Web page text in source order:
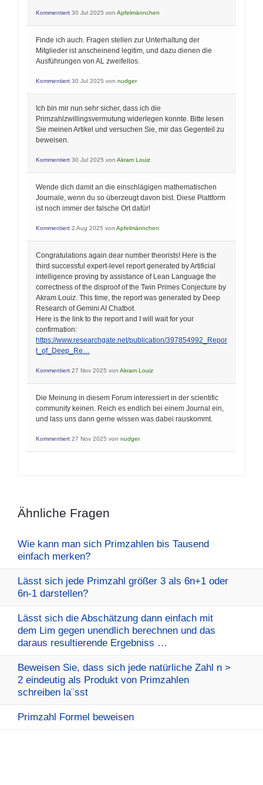
Kommentiert 30 Jul 2025 von Apfelmännchen
Finde ich auch. Fragen stellen zur Unterhaltung der
Mitglieder ist anscheinend legitim, und dazu dienen die
Ausführungen von AL zweifellos.
Kommentiert 30 Jul 2025 von nudger
Ich bin mir nun sehr sicher, dass ich die
Primzahlzwillingsvermutung widerlegen konnte. Bitte lesen
Sie meinen Artikel und versuchen Sie, mir das Gegenteil zu
beweisen.
Kommentiert 30 Jul 2025 von Akram Louiz
Wende dich damit an die einschlägigen mathematischen
Journale, wenn du so überzeugt davon bist. Diese Plattform
ist noch immer der falsche Ort dafür!
Kommentiert 2 Aug 2025 von Apfelmännchen
Congratulations again dear number theorists! Here is the
third successful expert-level report generated by Artificial
intelligence proving by assistance of Lean Language the
correctness of the disproof of the Twin Primes Conjecture by
Akram Louiz. This time, the report was generated by Deep
Research of Gemini AI Chatbot.
Here is the link to the report and I will wait for your
confirmation:
https://www.researchgate.net/publication/397854992_Repor
t_of_Deep_Re…
Kommentiert 27 Nov 2025 von Akram Louiz
Die Meinung in diesem Forum interessiert in der scientific
community keinen. Reich es endlich bei einem Journal ein,
und lass uns dann gerne wissen was dabei rauskommt.
Kommentiert 27 Nov 2025 von nudger
Ähnliche Fragen
Wie kann man sich Primzahlen bis Tausend
einfach merken?
Lässt sich jede Primzahl größer 3 als 6n+1 oder
6n-1 darstellen?
Lässt sich die Abschätzung dann einfach mit
dem Lim gegen unendlich berechnen und das
daraus resultierende Ergebniss …
Beweisen Sie, dass sich jede natürliche Zahl n >
2 eindeutig als Produkt von Primzahlen
schreiben la¨sst
Primzahl Formel beweisen